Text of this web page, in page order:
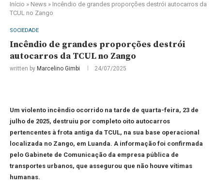
Início » News » Incêndio de grandes proporções destrói autocarros da
TCUL no Zango
SOCIEDADE
Incêndio de grandes proporções destrói
autocarros da TCUL no Zango
written by Marcelino Gimbi 24/07/2025
Um violento incêndio ocorrido na tarde de quarta-feira, 23 de
julho de 2025, destruiu por completo oito autocarros
pertencentes à frota antiga da TCUL, na sua base operacional
localizada no Zango, em Luanda. A informação foi confirmada
pelo Gabinete de Comunicação da empresa pública de
transportes urbanos, que assegurou que não houve vítimas
humanas.